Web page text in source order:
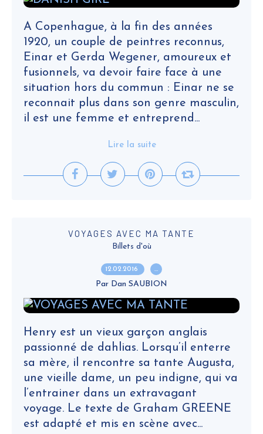
A Copenhague, à la fin des années
1920, un couple de peintres reconnus,
Einar et Gerda Wegener, amoureux et
fusionnels, va devoir faire face à une
situation hors du commun : Einar ne se
reconnait plus dans son genre masculin,
il est une femme et entreprend...
Lire la suite
VOYAGES AVEC MA TANTE
Billets d'où
12.02.2016 …
Par Dan SAUBION
Henry est un vieux garçon anglais
passionné de dahlias. Lorsqu’il enterre
sa mère, il rencontre sa tante Augusta,
une vieille dame, un peu indigne, qui va
l’entrainer dans un extravagant
voyage. Le texte de Graham GREENE
est adapté et mis en scène avec...